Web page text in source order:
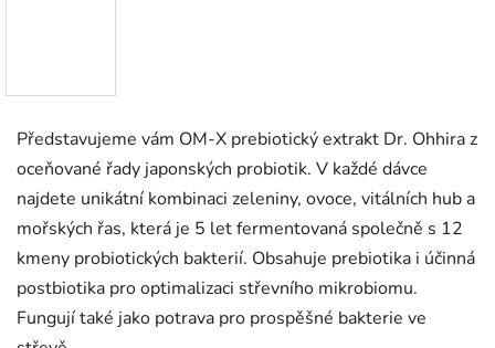
Představujeme vám OM-X prebiotický extrakt Dr. Ohhira z
oceňované řady japonských probiotik. V každé dávce
najdete unikátní kombinaci zeleniny, ovoce, vitálních hub a
mořských řas, která je 5 let fermentovaná společně s 12
kmeny probiotických bakterií. Obsahuje prebiotika i účinná
postbiotika pro optimalizaci střevního mikrobiomu.
Fungují také jako potrava pro prospěšné bakterie ve